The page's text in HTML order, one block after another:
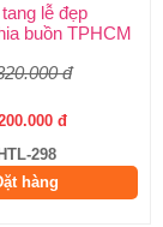
Nhanh
lễ đẹp
buồn TPHCM
đ
đ
HTL-298
hàng